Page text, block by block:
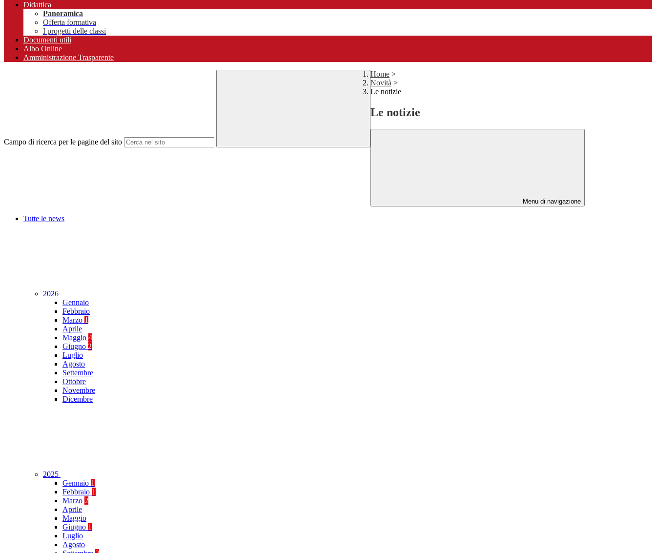
Didattica
Panoramica
Offerta formativa
I progetti delle classi
Documenti utili
Albo Online
Amministrazione Trasparente
Campo di ricerca per le pagine del sito
Home >
Novità >
Le notizie
Le notizie
Menu di navigazione
Tutte le news
2026
Gennaio
Febbraio
Marzo 1
Aprile
Maggio 4
Giugno 2
Luglio
Agosto
Settembre
Ottobre
Novembre
Dicembre
2025
Gennaio 1
Febbraio 1
Marzo 2
Aprile
Maggio
Giugno 1
Luglio
Agosto